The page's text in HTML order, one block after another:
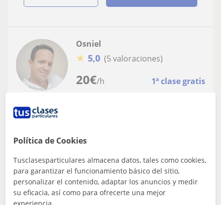
20€/h 1ª clase gratis
Osniel
★ 5,0 (5 valoraciones)
Psicologia
Mis clases se ajustan al nivel del
Las clases pueden ir dirigida a estudiantes de ESO y
universitarios. Mis técnicas metodológicas están
sustentadas en la metodología partici...
Política de Cookies
Tusclasesparticulares almacena datos, tales como cookies,
para garantizar el funcionamiento básico del sitio,
personalizar el contenido, adaptar los anuncios y medir
su eficacia, así como para ofrecerte una mejor
experiencia.